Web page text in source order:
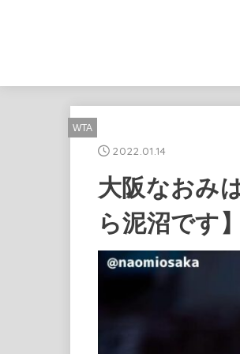
WTA
2022.01.14
大阪なおみ
ら泥沼です】